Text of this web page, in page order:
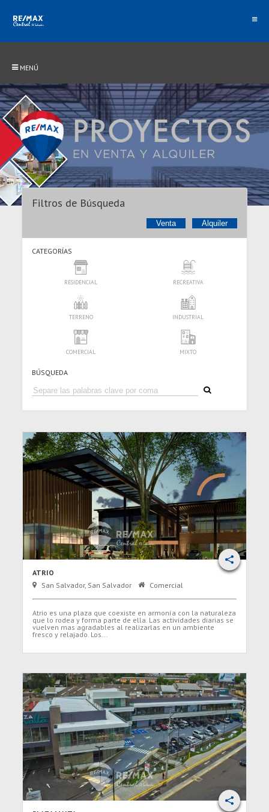
MENÚ
Filtros de Búsqueda
Venta Alquiler
CATEGORÍAS
RESIDENCIAL RECREATIVA
TERRENO INDUSTRIAL
COMERCIAL MIXTO
BÚSQUEDA
ATRIO
San Salvador, San Salvador
Comercial
Atrio es una plaza que coexiste en armonía con la naturaleza
que lo rodea y forma parte de ella. Las actividades diarias se
vuelven mas agradables al realizarlas en un ambiente
fresco y relajado. Los...